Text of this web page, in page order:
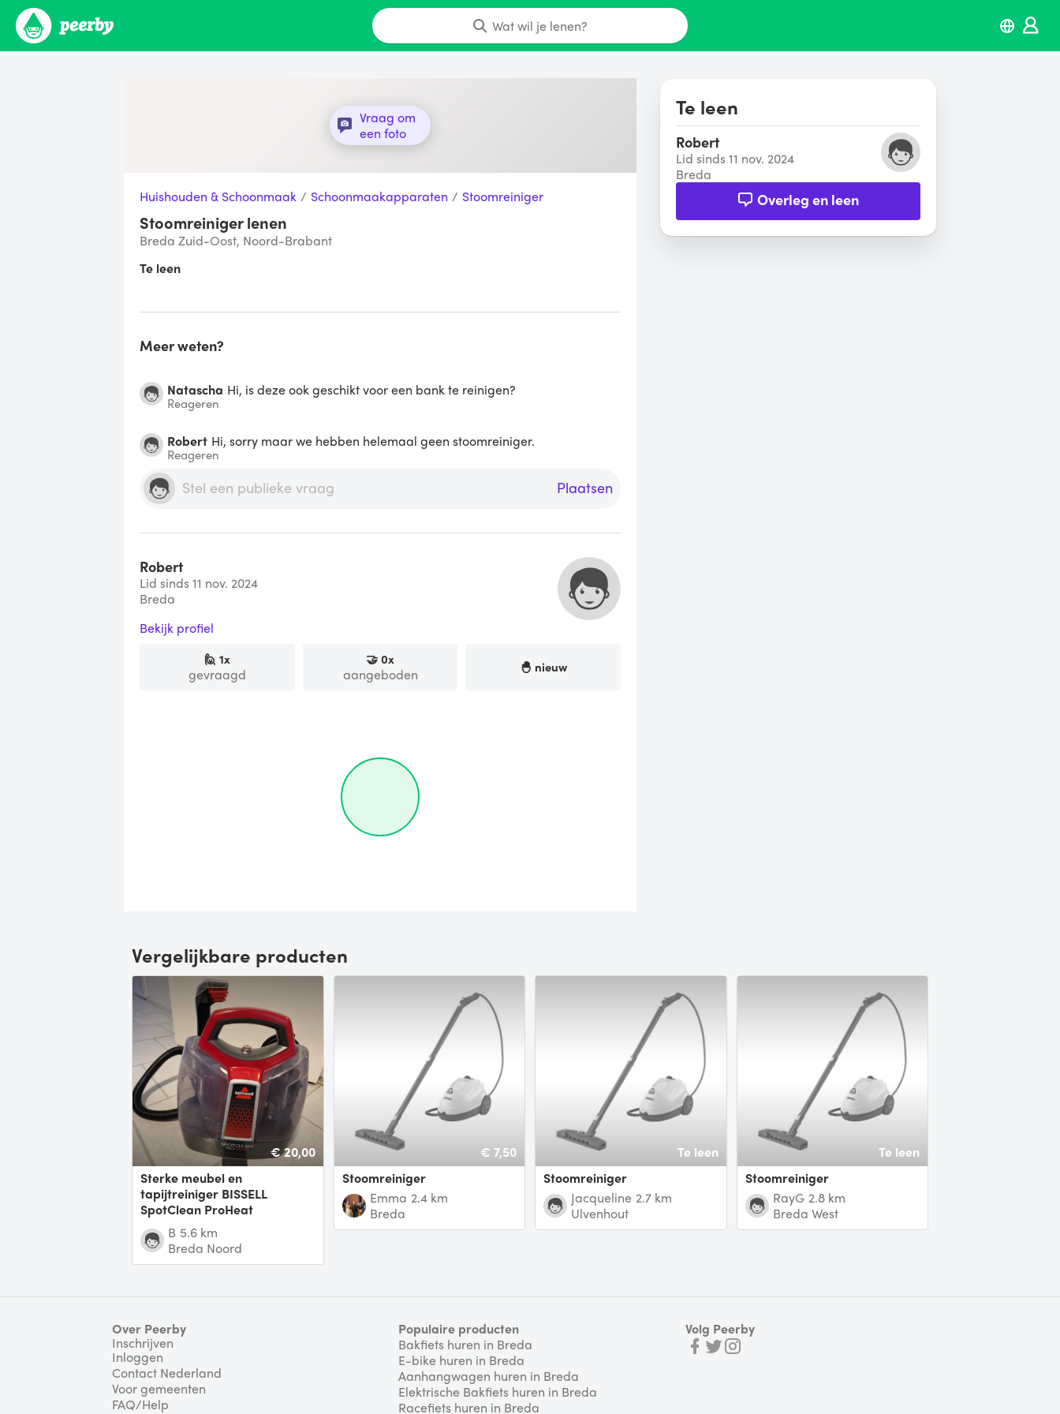
Wat wil je lenen?
Vraag om
een foto
Huishouden & Schoonmaak / Schoonmaakapparaten / Stoomreiniger
Stoomreiniger lenen
Breda Zuid-Oost, Noord-Brabant
Te leen
Meer weten?
Natascha Hi, is deze ook geschikt voor een bank te reinigen?
Reageren
Robert Hi, sorry maar we hebben helemaal geen stoomreiniger.
Reageren
Plaatsen
Robert
Lid sinds 11 nov. 2024
Breda
Bekijk profiel
🙋 1x
gevraagd
🤝0x
aangeboden 🐣 nieuw
Vergelijkbare producten
€ 20,00
Sterke meubel en
tapijtreiniger BISSELL
SpotClean ProHeat
Perfect apparaat om
bekleding te reinigen. Denk
aan trappen, het bankstel
B 5.6 km
Breda Noord
€ 7,50
Stoomreiniger
Emma 2.4 km
Breda
Te leen
Stoomreiniger
Jacqueline 2.7 km
Ulvenhout
Te leen
Stoomreiniger
RayG 2.8 km
Breda West
Over Peerby
Inschrijven
Inloggen
Contact Nederland
Voor gemeenten
FAQ/Help
Populaire producten
Bakfiets huren in Breda
E-bike huren in Breda
Aanhangwagen huren in Breda
Elektrische Bakfiets huren in Breda
Racefiets huren in Breda
Volg Peerby
Te leen
Robert
Lid sinds 11 nov. 2024
Breda
Overleg en leen